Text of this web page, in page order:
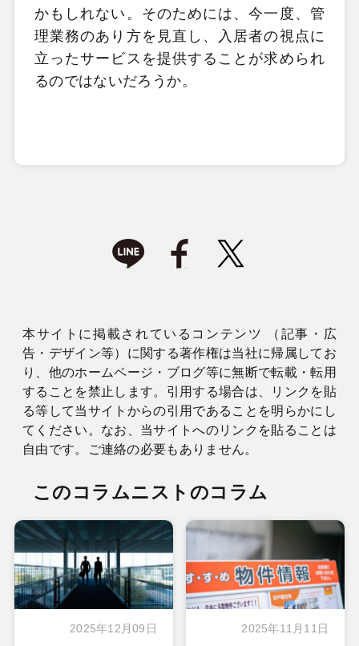
かもしれない。そのためには、今一度、管
理業務のあり方を見直し、入居者の視点に
立ったサービスを提供することが求められ
るのではないだろうか。
本サイトに掲載されているコンテンツ （記事・広
告・デザイン等）に関する著作権は当社に帰属してお
り、他のホームページ・ブログ等に無断で転載・転用
することを禁止します。引用する場合は、リンクを貼
る等して当サイトからの引用であることを明らかにし
てください。なお、当サイトへのリンクを貼ることは
自由です。ご連絡の必要もありません。
このコラムニストのコラム
2025年12月09日 2025年11月11日